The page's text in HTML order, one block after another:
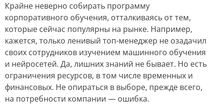
Крайне неверно собирать программу
корпоративного обучения, отталкиваясь от тем,
которые сейчас популярны на рынке. Например,
кажется, только ленивый топ-менеджер не озадачил
своих сотрудников изучением машинного обучения
и нейросетей. Да, лишних знаний не бывает. Но есть
ограничения ресурсов, в том числе временных и
финансовых. Не опираться в выборе, прежде всего,
на потребности компании — ошибка.